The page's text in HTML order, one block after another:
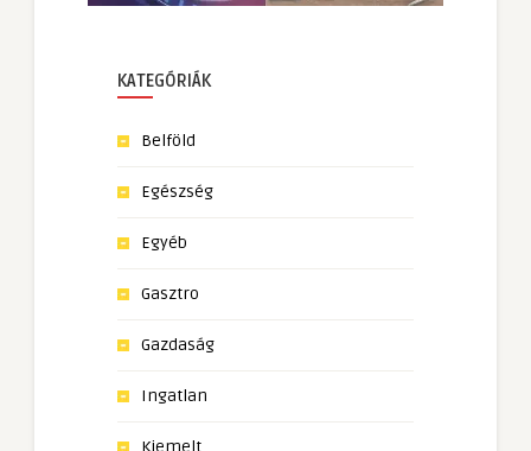
KATEGÓRIÁK
Belföld
Egészség
Egyéb
Gasztro
Gazdaság
Ingatlan
Kiemelt